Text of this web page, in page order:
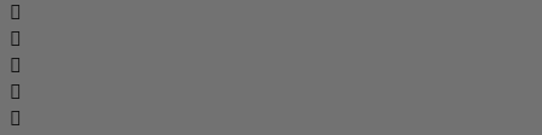




